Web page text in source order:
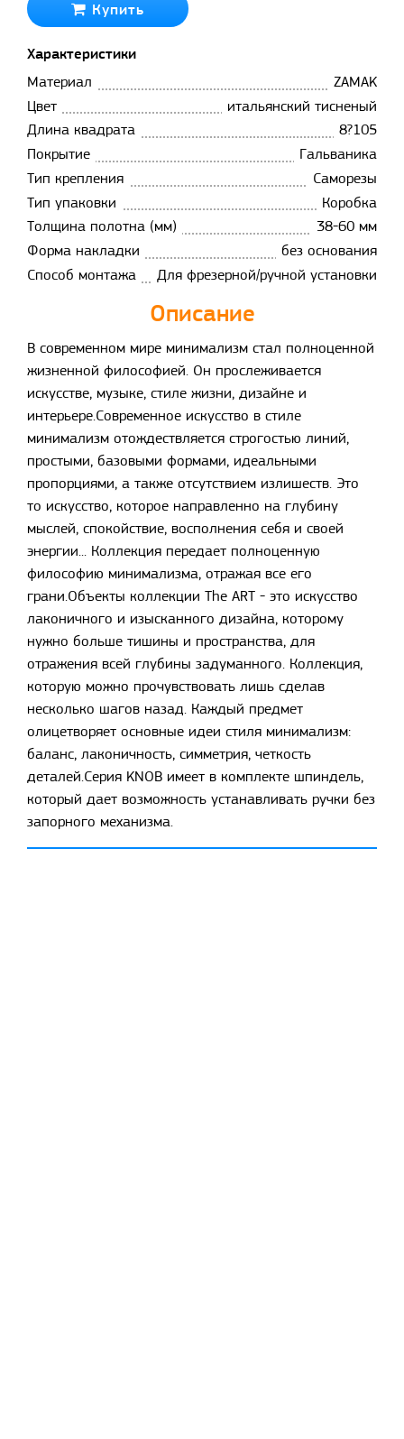
Купить
Характеристики
Материал
ZAMAK
Цвет
итальянский тисненый
Длина квадрата
8?105
Покрытие
Гальваника
Тип крепления
Саморезы
Тип упаковки
Коробка
Толщина полотна (мм)
38-60 мм
Форма накладки
без основания
Способ монтажа
Для фрезерной/ручной установки
Описание
В современном мире минимализм стал полноценной
жизненной философией. Он прослеживается
искусстве, музыке, стиле жизни, дизайне и
интерьере.Современное искусство в стиле
минимализм отождествляется строгостью линий,
простыми, базовыми формами, идеальными
пропорциями, а также отсутствием излишеств. Это
то искусство, которое направленно на глубину
мыслей, спокойствие, восполнения себя и своей
энергии... Коллекция передает полноценную
философию минимализма, отражая все его
грани.Объекты коллекции The ART - это искусство
лаконичного и изысканного дизайна, которому
нужно больше тишины и пространства, для
отражения всей глубины задуманного. Коллекция,
которую можно прочувствовать лишь сделав
несколько шагов назад. Каждый предмет
олицетворяет основные идеи стиля минимализм:
баланс, лаконичность, симметрия, четкость
деталей.Серия KNOB имеет в комплекте шпиндель,
который дает возможность устанавливать ручки без
запорного механизма.